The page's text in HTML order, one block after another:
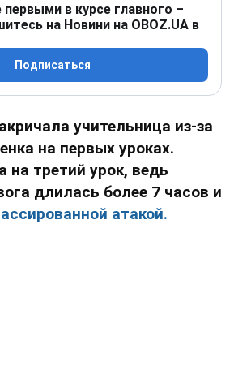
первыми в курсе главного –
на Новини на OBOZ.UA в
Подписаться
учительница из-за
на первых уроках.
на третий урок, ведь
длилась более 7 часов и
атакой.